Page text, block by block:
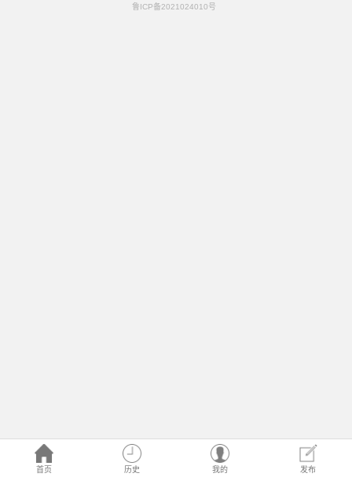
首页 历史 我的 发布
鲁ICP备2021024010号